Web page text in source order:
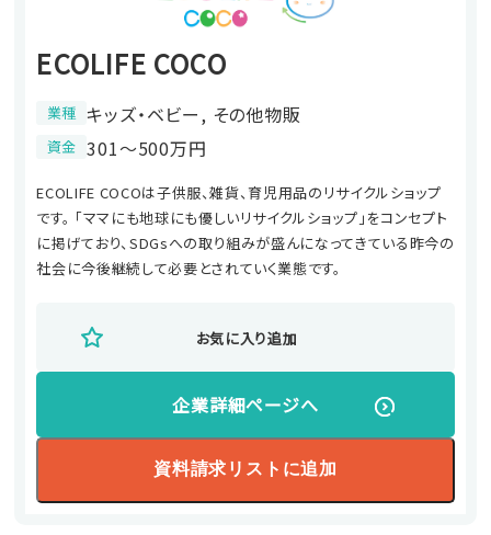
ECOLIFE COCO
業種 キッズ・ベビー, その他物販
資金 301〜500万円
ECOLIFE COCOは子供服、雑貨、育児用品のリサイクルショップ
です。 「ママにも地球にも優しいリサイクルショップ」をコンセプト
に掲げており、SDGsへの取り組みが盛んになってきている昨今の
社会に今後継続して必要とされていく業態です。
お気に入り追加
企業詳細ページへ
資料請求リストに追加